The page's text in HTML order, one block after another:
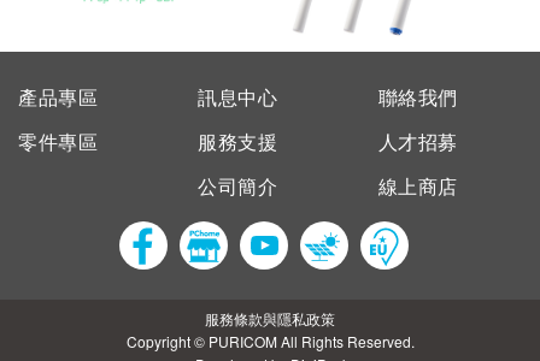
產品專區
零件專區
訊息中心
服務支援
公司簡介
聯絡我們
人才招募
線上商店
服務條款與隱私政策
Copyright © PURICOM All Rights Reserved.